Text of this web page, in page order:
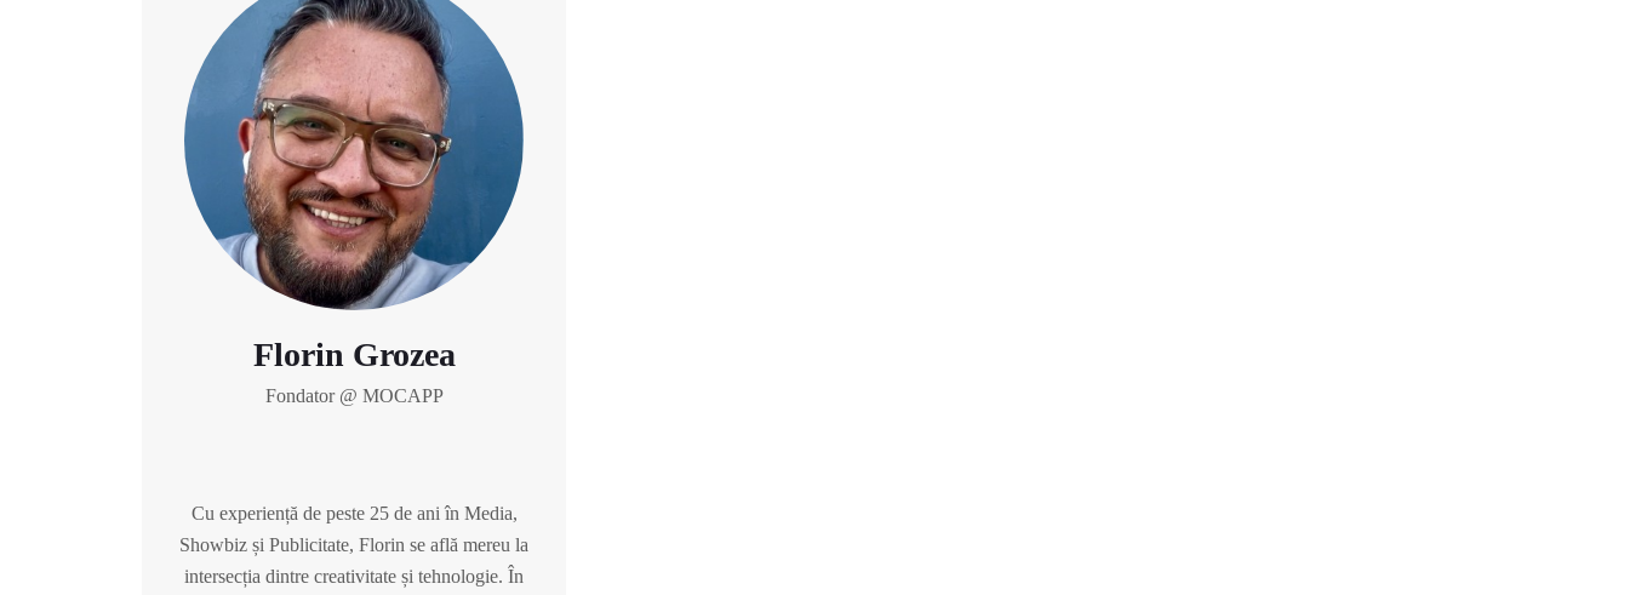
Florin Grozea
Fondator @ MOCAPP
Cu experiență de peste 25 de ani în Media,
Showbiz și Publicitate, Florin se află mereu la
intersecția dintre creativitate și tehnologie. În